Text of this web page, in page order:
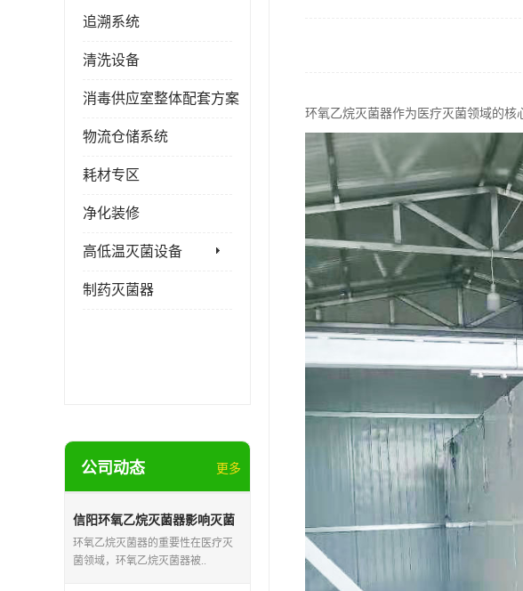
追溯系统
清洗设备
消毒供应室整体配套方案
物流仓储系统
耗材专区
净化装修
高低温灭菌设备
制药灭菌器
公司动态 更多
信阳环氧乙烷灭菌器影响灭菌
的效果因素
环氧乙烷灭菌器的重要性在医疗灭
菌领域，环氧乙烷灭菌器被..
环氧乙烷灭菌器作为医疗灭菌领域的核